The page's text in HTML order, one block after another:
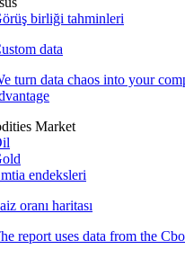
birliği tahminleri
data
turn data chaos into your
Market
endeksleri
oranı haritası
report uses data from the